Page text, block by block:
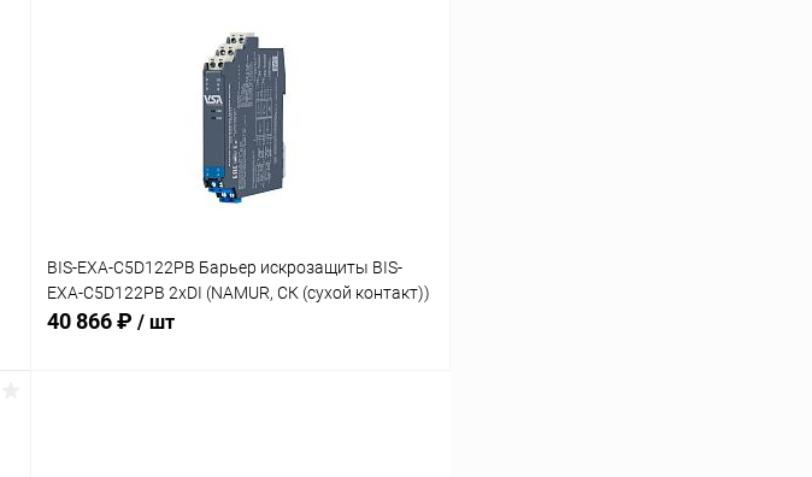
BIS-EXA-C5D122PB Барьер искрозащиты BIS-
EXA-C5D122PB 2хDI (NAMUR, СК (сухой контакт))
40 866 ₽ / шт